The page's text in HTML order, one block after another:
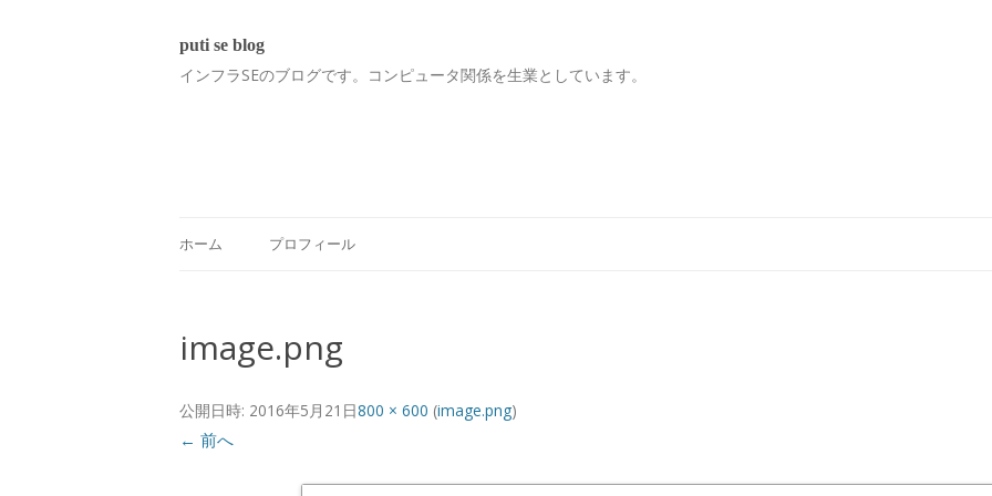
puti se blog
インフラSEのブログです。コンピュータ関係を生業としています。
ホーム プロフィール
image.png
公開日時: 2016年5月21日800 × 600 (image.png)
← 前へ